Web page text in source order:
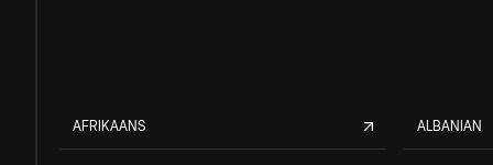
AFRIKAANS ALBANIAN